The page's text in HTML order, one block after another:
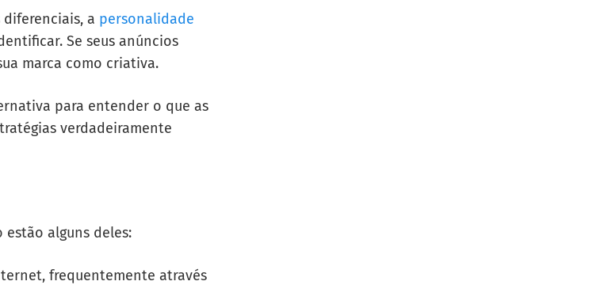
a personalidade
Se seus anúncios
marca como criativa.
para entender o que as
verdadeiramente
alguns deles:
frequentemente através